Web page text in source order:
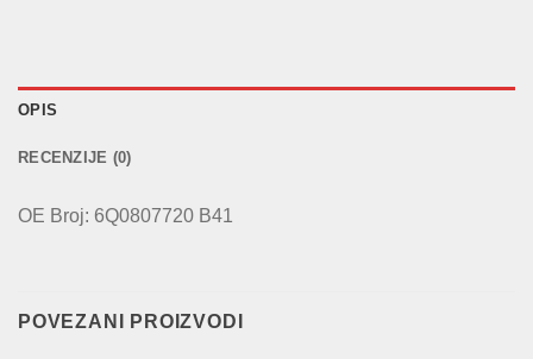
OPIS
RECENZIJE (0)
OE Broj: 6Q0807720 B41
POVEZANI PROIZVODI